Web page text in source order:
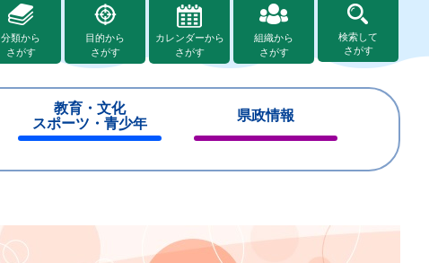
分類から
さがす
目的から
さがす
カレンダーから
さがす
組織から
さがす
検索して
さがす
教育・文化
スポーツ・青少年
じ
県政情報
じ